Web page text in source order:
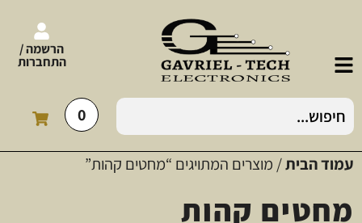
הרשמה /
התחברות
0
עמוד הבית/ מוצרים המתויגים “מחטים קהות”
מחטים קהות